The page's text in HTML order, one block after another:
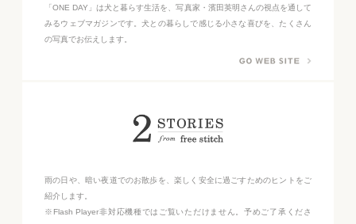
「ONE DAY」は犬と暮らす生活を、写真家・濱田英明さんの視点を通して
みるウェブマガジンです。犬との暮らしで感じる小さな喜びを、たくさん
の写真でお伝えします。
雨の日や、暗い夜道でのお散歩を、楽しく安全に過ごすためのヒントをご
紹介します。
※Flash Player非対応機種ではご覧いただけません。予めご了承くださ